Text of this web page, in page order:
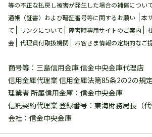
等の不正な払戻し被害が発⽣した場合の補償につい
通帳（証書）および暗証番号等に関するお願い
本
て
リンクについて 障害時専用サイトのご案内
会
代理貸付取扱機関 お客さま情報の定期的なご
商号等：三島信用金庫 信金中央金庫代理店
信用金庫代理業 信用金庫法第85条2の2の規
理業者 所属信用金庫：信金中央金庫
信託契約代理業 登録番号：東海財務局長（
会社：信金中央金庫